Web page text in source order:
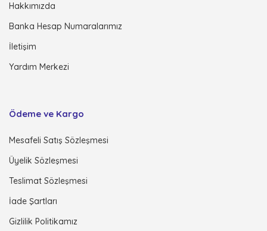
Hakkımızda
Banka Hesap Numaralarımız
İletişim
Yardım Merkezi
Ödeme ve Kargo
Mesafeli Satış Sözleşmesi
Üyelik Sözleşmesi
Teslimat Sözleşmesi
İade Şartları
Gizlilik Politikamız